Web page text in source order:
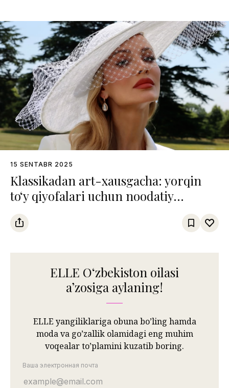
15 SENTABR 2025
Klassikadan art-хausgacha: yorqin
to‘y qiyofalari uchun noodatiy
yechimlar
ELLE Oʻzbekiston oilasi
aʼzosiga aylaning!
ELLE yangiliklariga obuna bo’ling hamda
moda va go’zallik olamidagi eng muhim
voqealar to’plamini kuzatib boring.
Ваша электронная почта